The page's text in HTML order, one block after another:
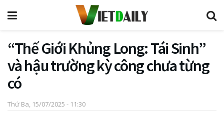
“Thế Giới Khủng Long: Tái Sinh”
và hậu trường kỳ công chưa từng
có
Thứ Ba, 15/07/2025 - 11:30